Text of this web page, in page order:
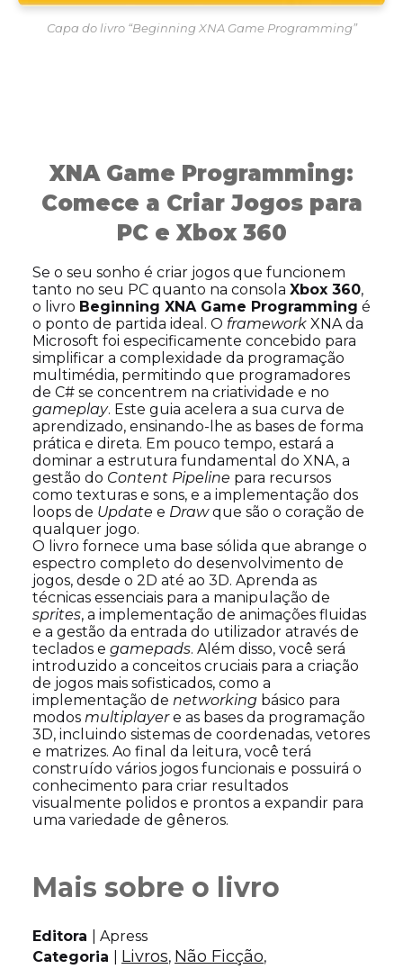
Capa do livro “Beginning XNA Game Programming”
XNA Game Programming:
Comece a Criar Jogos para
PC e Xbox 360
Se o seu sonho é criar jogos que funcionem
tanto no seu PC quanto na consola Xbox 360,
o livro Beginning XNA Game Programming é
o ponto de partida ideal. O framework XNA da
Microsoft foi especificamente concebido para
simplificar a complexidade da programação
multimédia, permitindo que programadores
de C# se concentrem na criatividade e no
gameplay. Este guia acelera a sua curva de
aprendizado, ensinando-lhe as bases de forma
prática e direta. Em pouco tempo, estará a
dominar a estrutura fundamental do XNA, a
gestão do Content Pipeline para recursos
como texturas e sons, e a implementação dos
loops de Update e Drawque são o coração de
qualquer jogo.
O livro fornece uma base sólida que abrange o
espectro completo do desenvolvimento de
jogos, desde o 2D até ao 3D. Aprenda as
técnicas essenciais para a manipulação de
sprites, a implementação de animações fluidas
e a gestão da entrada do utilizador através de
teclados e gamepads. Além disso, você será
introduzido a conceitos cruciais para a criação
de jogos mais sofisticados, como a
implementação de networking básico para
modos multiplayere as bases da programação
3D, incluindo sistemas de coordenadas, vetores
e matrizes. Ao final da leitura, você terá
construído vários jogos funcionais e possuirá o
conhecimento para criar resultados
visualmente polidos e prontos a expandir para
uma variedade de gêneros.
Mais sobre o livro
Editora
| Apress
Categoria
Livros, Não Ficção,